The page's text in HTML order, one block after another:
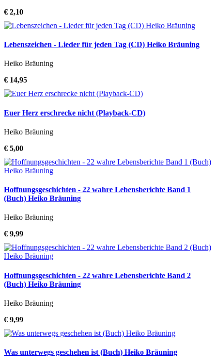
€ 2,10
Lebenszeichen - Lieder für jeden Tag (CD) Heiko Bräuning
Heiko Bräuning
€ 14,95
Euer Herz erschrecke nicht (Playback-CD)
Heiko Bräuning
€ 5,00
Hoffnungsgeschichten - 22 wahre Lebensberichte Band 1
(Buch) Heiko Bräuning
Heiko Bräuning
€ 9,99
Hoffnungsgeschichten - 22 wahre Lebensberichte Band 2
(Buch) Heiko Bräuning
Heiko Bräuning
€ 9,99
Was unterwegs geschehen ist (Buch) Heiko Bräuning